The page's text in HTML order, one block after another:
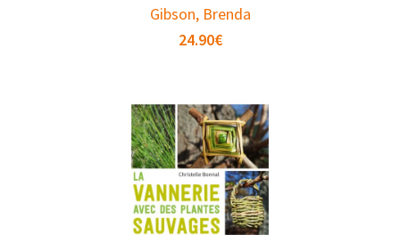
Gibson, Brenda
24.90€